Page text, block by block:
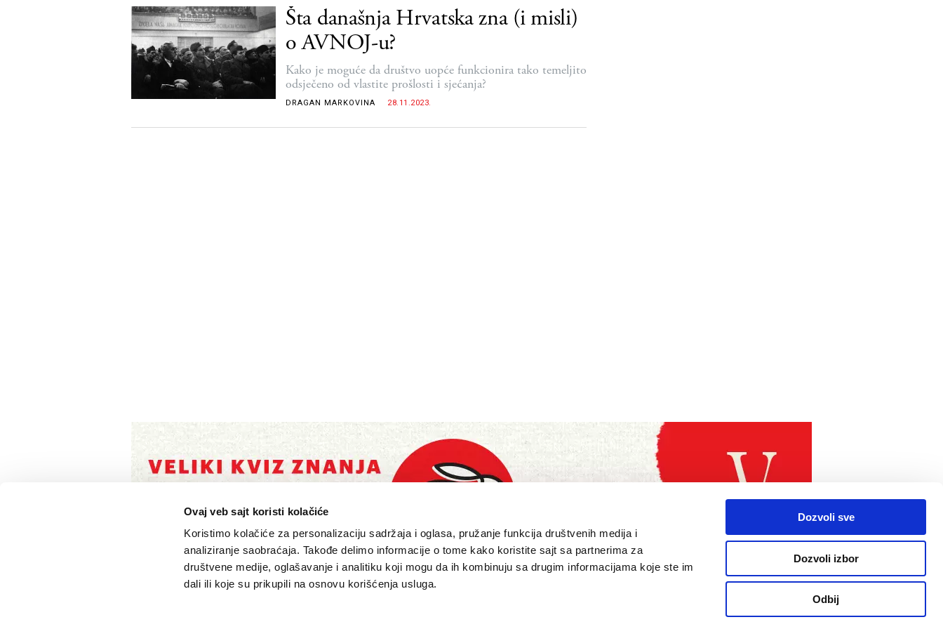
Ovaj veb sajt koristi kolačiće
Koristimo kolačiće za personalizaciju sadržaja i oglasa, pružanje funkcija društvenih medija i
analiziranje saobraćaja. Takođe delimo informacije o tome kako koristite sajt sa partnerima za
društvene medije, oglašavanje i analitiku koji mogu da ih kombinuju sa drugim informacijama koje ste im
dali ili koje su prikupili na osnovu korišćenja usluga.
Dozvoli sve
Dozvoli izbor
Odbij
Šta današnja Hrvatska zna (i misli)
o AVNOJ-u?
Kako je moguće da društvo uopće funkcionira tako temeljito
odsječeno od vlastite prošlosti i sjećanja?
DRAGAN MARKOVINA 28.11.2023.